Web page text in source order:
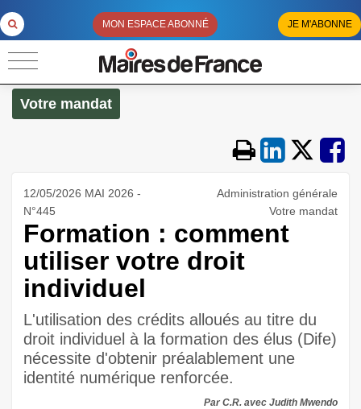
MON ESPACE ABONNÉ JE M'ABONNE
Votre mandat
12/05/2026 MAI 2026 -
N°445
Administration générale
Votre mandat
Formation : comment
utiliser votre droit
individuel
L'utilisation des crédits alloués au titre du
droit individuel à la formation des élus (Dife)
nécessite d'obtenir préalablement une
identité numérique renforcée.
Par C.R. avec Judith Mwendo